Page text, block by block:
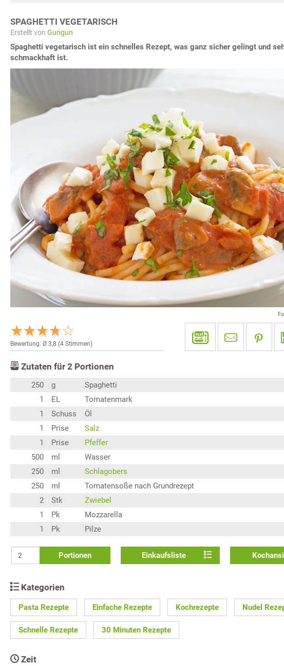
SPAGHETTI VEGETARISCH
Erstellt von Gungun
Spaghetti vegetarisch ist ein schnelles Rezept, was ganz sicher gelingt und
schmackhaft ist.
Bewertung: Ø 3,8 (4 Stimmen)
Zutaten für 2 Portionen
250 g
Spaghetti
1
EL
Tomatenmark
1
Schuss
Öl
1
Prise
Salz
1
Prise
Pfeffer
500
ml
Wasser
250
ml
Schlagobers
250
ml
Tomatensoße nach Grundrezept
2
Stk
Zwiebel
1
Pk
Mozzarella
1
Pk Pilze
Portionen Einkaufsliste
Kategorien
Pasta Rezepte Einfache Rezepte Kochrezepte Nudel
Schnelle Rezepte 30 Minuten Rezepte
Zeit